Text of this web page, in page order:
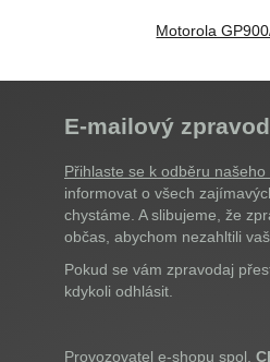
Motorola
E-mailový
Přihlaste se k odběru našeho
informovat o všech
chystáme. A slibujeme, že
občas, abychom nezahltili
Pokud se vám zpravodaj
kdykoli odhlásit.
Provozovatel e-shopu spol.